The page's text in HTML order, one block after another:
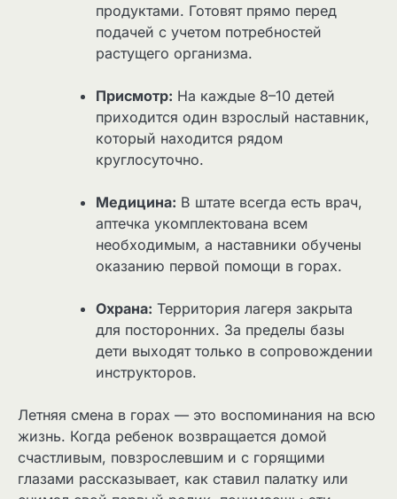
продуктами. Готовят прямо перед
подачей с учетом потребностей
растущего организма.
Присмотр: На каждые 8–10 детей
приходится один взрослый наставник,
который находится рядом
круглосуточно.
Медицина: В штате всегда есть врач,
аптечка укомплектована всем
необходимым, а наставники обучены
оказанию первой помощи в горах.
Охрана: Территория лагеря закрыта
для посторонних. За пределы базы
дети выходят только в сопровождении
инструкторов.
Летняя смена в горах — это воспоминания на всю
жизнь. Когда ребенок возвращается домой
счастливым, повзрослевшим и с горящими
глазами рассказывает, как ставил палатку или